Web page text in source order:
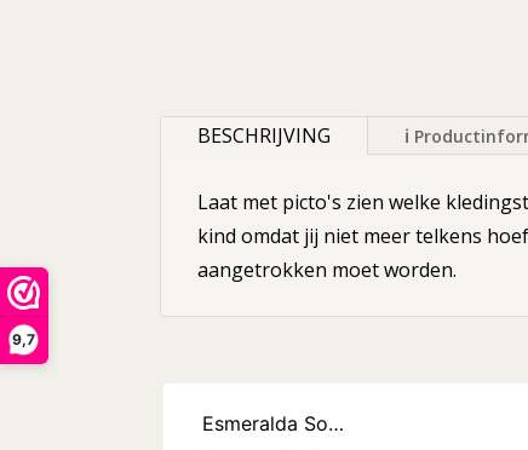
9,7
BESCHRIJVING ℹ
Laat met picto's zien welke
kind omdat jij niet meer telkens
aangetrokken moet worden.